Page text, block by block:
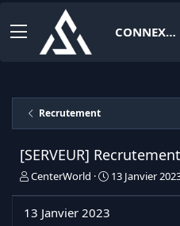
CONNEXION
Recrutement
[SERVEUR]
I
t
CenterWorld
D
13 Janvier
13 Janvier 2023